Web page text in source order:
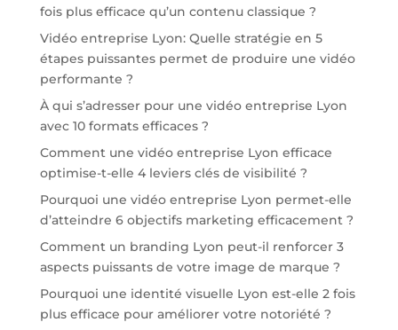
fois plus efficace qu’un contenu classique ?
Vidéo entreprise Lyon: Quelle stratégie en 5
étapes puissantes permet de produire une vidéo
performante ?
À qui s’adresser pour une vidéo entreprise Lyon
avec 10 formats efficaces ?
Comment une vidéo entreprise Lyon efficace
optimise-t-elle 4 leviers clés de visibilité ?
Pourquoi une vidéo entreprise Lyon permet-elle
d’atteindre 6 objectifs marketing efficacement ?
Comment un branding Lyon peut-il renforcer 3
aspects puissants de votre image de marque ?
Pourquoi une identité visuelle Lyon est-elle 2 fois
plus efficace pour améliorer votre notoriété ?